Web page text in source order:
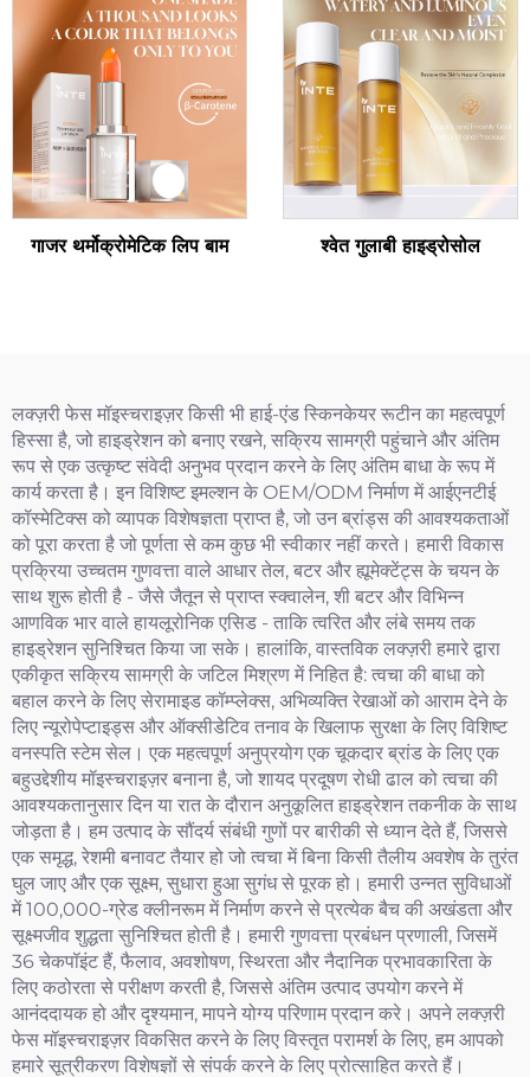
गाजर थर्मोक्रोमेटिक लिप बाम श्वेत गुलाबी हाइड्रोसोल
लक्ज़री फेस मॉइस्चराइज़र किसी भी हाई-एंड स्किनकेयर रूटीन का महत्वपूर्ण
हिस्सा है, जो हाइड्रेशन को बनाए रखने, सक्रिय सामग्री पहुंचाने और अंतिम
रूप से एक उत्कृष्ट संवेदी अनुभव प्रदान करने के लिए अंतिम बाधा के रूप में
कार्य करता है। इन विशिष्ट इमल्शन के OEM/ODM निर्माण में आईएनटीई
कॉस्मेटिक्स को व्यापक विशेषज्ञता प्राप्त है, जो उन ब्रांड्स की आवश्यकताओं
को पूरा करता है जो पूर्णता से कम कुछ भी स्वीकार नहीं करते। हमारी विकास
प्रक्रिया उच्चतम गुणवत्ता वाले आधार तेल, बटर और ह्यूमेक्टेंट्स के चयन के
साथ शुरू होती है - जैसे जैतून से प्राप्त स्क्वालेन, शी बटर और विभिन्न
आणविक भार वाले हायलूरोनिक एसिड - ताकि त्वरित और लंबे समय तक
हाइड्रेशन सुनिश्चित किया जा सके। हालांकि, वास्तविक लक्ज़री हमारे द्वारा
एकीकृत सक्रिय सामग्री के जटिल मिश्रण में निहित है: त्वचा की बाधा को
बहाल करने के लिए सेरामाइड कॉम्प्लेक्स, अभिव्यक्ति रेखाओं को आराम देने के
लिए न्यूरोपेप्टाइड्स और ऑक्सीडेटिव तनाव के खिलाफ सुरक्षा के लिए विशिष्ट
वनस्पति स्टेम सेल। एक महत्वपूर्ण अनुप्रयोग एक चूकदार ब्रांड के लिए एक
बहुउद्देशीय मॉइस्चराइज़र बनाना है, जो शायद प्रदूषण रोधी ढाल को त्वचा की
आवश्यकतानुसार दिन या रात के दौरान अनुकूलित हाइड्रेशन तकनीक के साथ
जोड़ता है। हम उत्पाद के सौंदर्य संबंधी गुणों पर बारीकी से ध्यान देते हैं, जिससे
एक समृद्ध, रेशमी बनावट तैयार हो जो त्वचा में बिना किसी तैलीय अवशेष के तुरंत
घुल जाए और एक सूक्ष्म, सुधारा हुआ सुगंध से पूरक हो। हमारी उन्नत सुविधाओं
में 100,000-ग्रेड क्लीनरूम में निर्माण करने से प्रत्येक बैच की अखंडता और
सूक्ष्मजीव शुद्धता सुनिश्चित होती है। हमारी गुणवत्ता प्रबंधन प्रणाली, जिसमें
36 चेकपॉइंट हैं, फैलाव, अवशोषण, स्थिरता और नैदानिक प्रभावकारिता के
लिए कठोरता से परीक्षण करती है, जिससे अंतिम उत्पाद उपयोग करने में
आनंददायक हो और दृश्यमान, मापने योग्य परिणाम प्रदान करे। अपने लक्ज़री
फेस मॉइस्चराइज़र विकसित करने के लिए विस्तृत परामर्श के लिए, हम आपको
हमारे सूत्रीकरण विशेषज्ञों से संपर्क करने के लिए प्रोत्साहित करते हैं।